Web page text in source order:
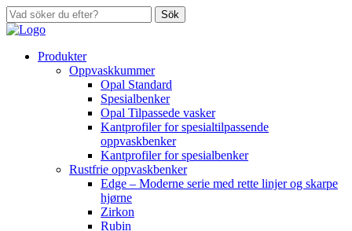
Sök
Produkter
Oppvaskkummer
Opal Standard
Spesialbenker
Opal Tilpassede vasker
Kantprofiler for spesialtilpassende
oppvaskbenker
Kantprofiler for spesialbenker
Rustfrie oppvaskbenker
Edge – Moderne serie med rette linjer og skarpe
hjørne
Zirkon
Rubin